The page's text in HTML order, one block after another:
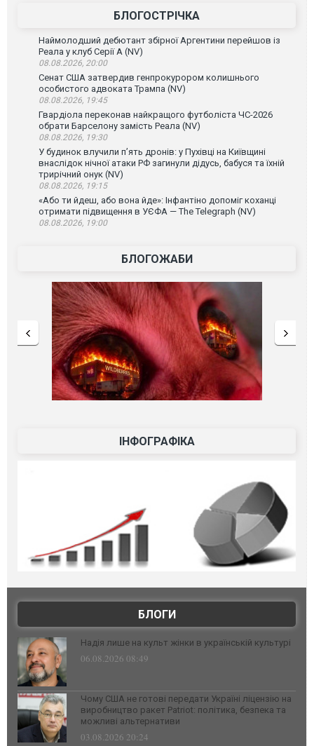
БЛОГОСТРІЧКА
Наймолодший дебютант збірної Аргентини перейшов із
Реала у клуб Серії А (NV)
08.08.2026, 20:00
Сенат США затвердив генпрокурором колишнього
особистого адвоката Трампа (NV)
08.08.2026, 19:45
Гвардіола переконав найкращого футболіста ЧС-2026
обрати Барселону замість Реала (NV)
08.08.2026, 19:30
У будинок влучили п’ять дронів: у Пухівці на Київщині
внаслідок нічної атаки РФ загинули дідусь, бабуся та їхній
трирічний онук (NV)
08.08.2026, 19:15
«Або ти йдеш, або вона йде»: Інфантіно допоміг коханці
отримати підвищення в УЄФА — The Telegraph (NV)
08.08.2026, 19:00
БЛОГОЖАБИ
ІНФОГРАФІКА
БЛОГИ
Надія лише на культ жінки в українській культурі
06.08.2026 08:49
Чому США не готові передати Україні ліцензію на
виробництво ракет Patriot: політика, безпека та
можливі альтернативи
03.08.2026 20:24